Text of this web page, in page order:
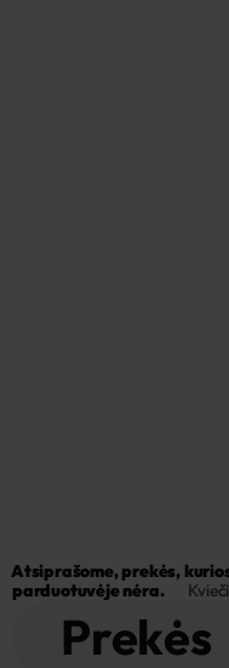
Atsiprašome, prekės,
parduotuvėje nėra.
Prekės